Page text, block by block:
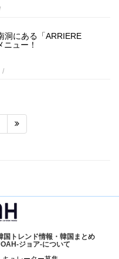
にある「ARRIERE
ュー！
国トレンド情報・韓国まとめ
ジョア-について